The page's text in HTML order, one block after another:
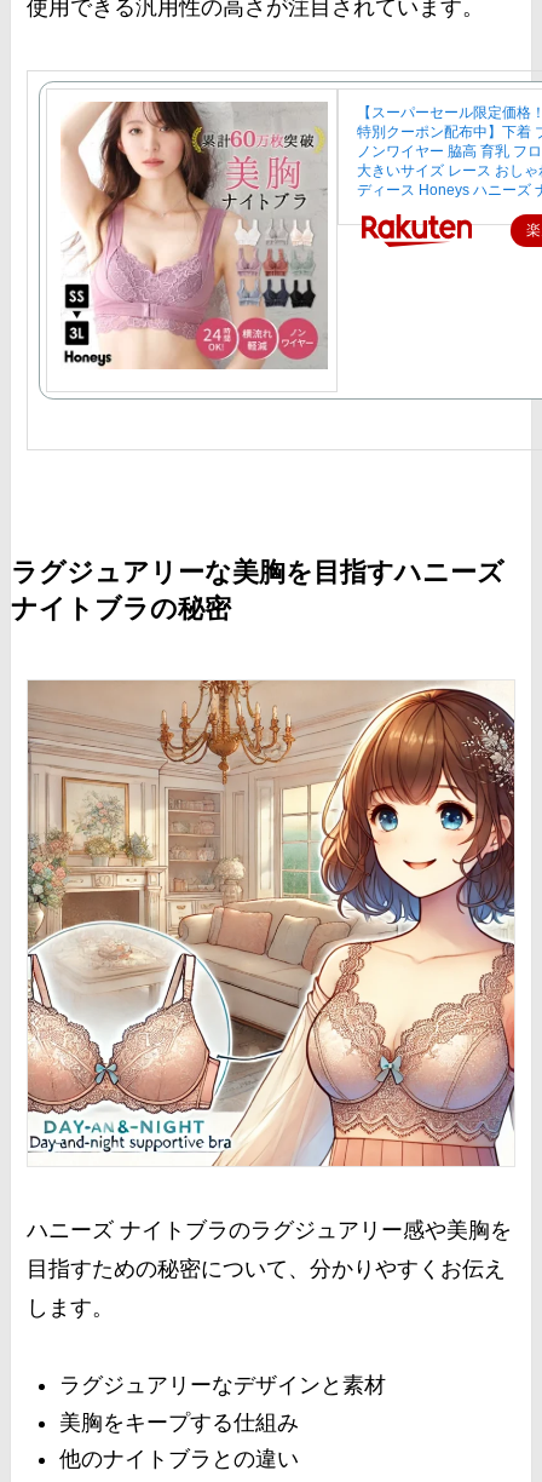
使用できる汎用性の高さが注目されています。
【スーパーセール限定価格
特別クーポン配布中】下着
ノンワイヤー 脇高 育乳 フ
大きいサイズ レース おし
ディース Honeys ハニーズ
ラグジュアリーな美胸を目指すハニーズ
ナイトブラの秘密
ハニーズ ナイトブラのラグジュアリー感や美胸を
目指すための秘密について、分かりやすくお伝え
します。
ラグジュアリーなデザインと素材
美胸をキープする仕組み
他のナイトブラとの違い